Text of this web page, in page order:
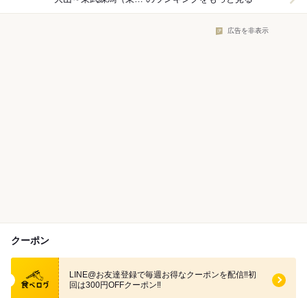
広告を非表示
クーポン
食べログ クーポン
LINE@お友達登録で毎週お得なクーポンを配信‼︎初
回は300円OFFクーポン‼︎